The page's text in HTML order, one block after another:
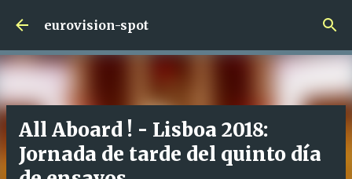
Ir al contenido principal
eurovision-spot
All Aboard ! - Lisboa 2018:
Jornada de tarde del quinto día